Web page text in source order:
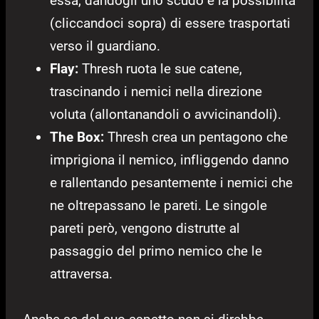
(cliccandoci sopra) di essere trasportati
verso il guardiano.
Flay: Thresh ruota le sue catene,
trascinando i nemici nella direzione
voluta (allontanandoli o avvicinandoli).
The Box: Thresh crea un pentagono che
imprigiona il nemico, infliggendo danno
e rallentando pesantemente i nemici che
ne oltrepassano le pareti. Le singole
pareti però, vengono distrutte al
passaggio del primo nemico che le
attraversa.